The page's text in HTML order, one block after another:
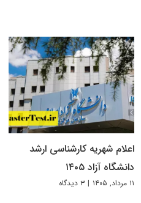
اعلام شهریه کارشناسی ارشد
دانشگاه آزاد ۱۴۰۵
۱۱ مرداد, ۱۴۰۵ | ۳ دیدگاه